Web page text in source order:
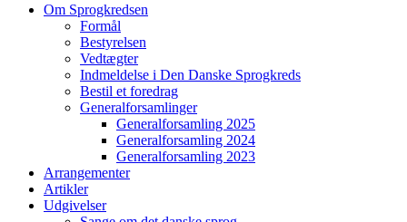
Om Sprogkredsen
Formål
Bestyrelsen
Vedtægter
Indmeldelse i Den Danske Sprogkreds
Bestil et foredrag
Generalforsamlinger
Generalforsamling 2025
Generalforsamling 2024
Generalforsamling 2023
Arrangementer
Artikler
Udgivelser